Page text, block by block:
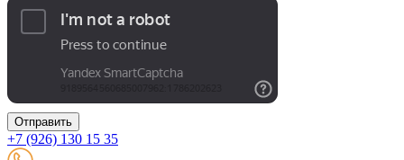
Отправить
+7 (926) 130 15 35